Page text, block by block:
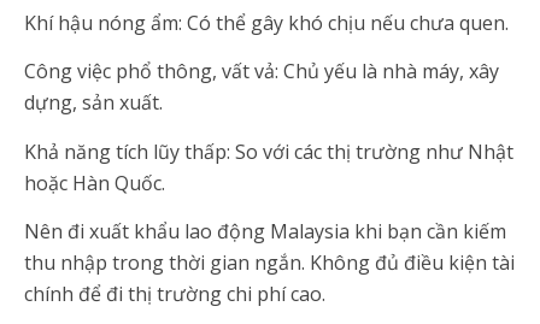
Khí hậu nóng ẩm: Có thể gây khó chịu nếu chưa quen.
Công việc phổ thông, vất vả: Chủ yếu là nhà máy, xây
dựng, sản xuất.
Khả năng tích lũy thấp: So với các thị trường như Nhật
hoặc Hàn Quốc.
Nên đi xuất khẩu lao động Malaysia khi bạn cần kiếm
thu nhập trong thời gian ngắn. Không đủ điều kiện tài
chính để đi thị trường chi phí cao.